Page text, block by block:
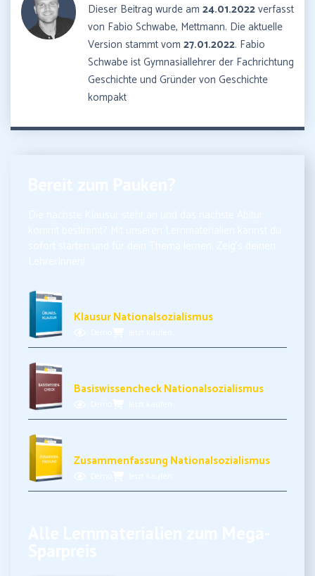
Dieser Beitrag wurde am 24.01.2022verfasst
von Fabio Schwabe, Mettmann. Die aktuelle
Version stammt vom 27.01.2022. Fabio
Schwabe ist Gymnasiallehrer der Fachrichtung
Geschichte und Gründer von Geschichte
kompakt
Klausur Nationalsozialismus
Basiswissencheck Nationalsozialismus
Zusammenfassung Nationalsozialismus